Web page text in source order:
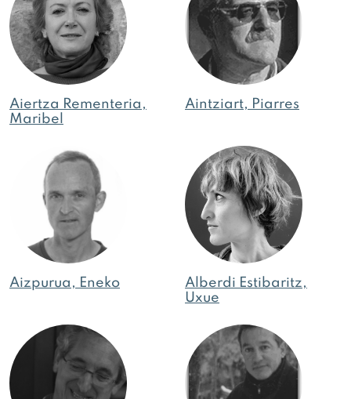
Aiertza Rementeria,
Maribel
Aintziart, Piarres
Aizpurua, Eneko
Alberdi Estibaritz,
Uxue